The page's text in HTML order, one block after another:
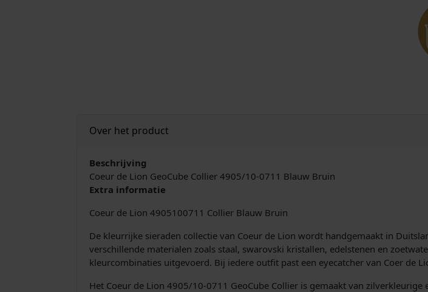
Over het product
Beschrijving
Coeur de Lion GeoCube Collier 4905/10-0711 Blauw Bruin
Extra informatie
Coeur de Lion 4905100711 Collier Blauw Bruin
De kleurrijke sieraden collectie van Coeur de Lion wordt handgemaakt in
verschillende materialen zoals staal, swarovski kristallen, edelstenen en
kleurcombinaties uitgevoerd. Bij iedere outfit past een eyecatcher van Coer de
Het Coeur de Lion 4905/10-0711 GeoCube Collier is gemaakt van